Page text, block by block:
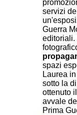
servizi
Guerra
editoriali.
spazi
Laurea
sotto la
ottenuto
avvale
Prima